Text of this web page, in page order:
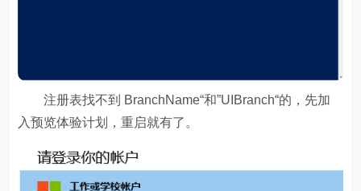
注册表找不到 BranchName“和”UIBranch“的，先加
入预览体验计划，重启就有了。